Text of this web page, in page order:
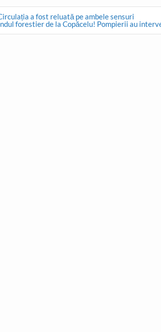
a fost reluată pe ambele sensuri
forestier de la Copăcelu! Pompierii au